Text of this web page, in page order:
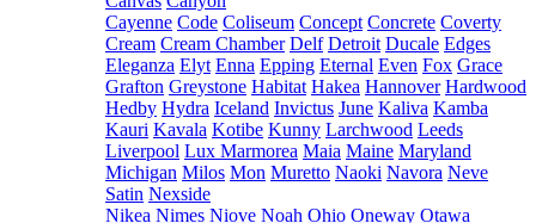
Cayenne Code Coliseum Concept Concrete Coverty
Cream Cream Chamber Delf Detroit Ducale Edges
Eleganza Elyt Enna Epping Eternal Even Fox Grace
Grafton Greystone Habitat Hakea Hannover Hardwood
Hedby Hydra Iceland Invictus June Kaliva Kamba
Kauri Kavala Kotibe Kunny Larchwood Leeds
Liverpool Lux Marmorea Maia Maine Maryland
Michigan Milos Mon Muretto Naoki Navora Neve
Satin Nexside
Nikea Nimes Niove Noah Ohio Oneway Otawa